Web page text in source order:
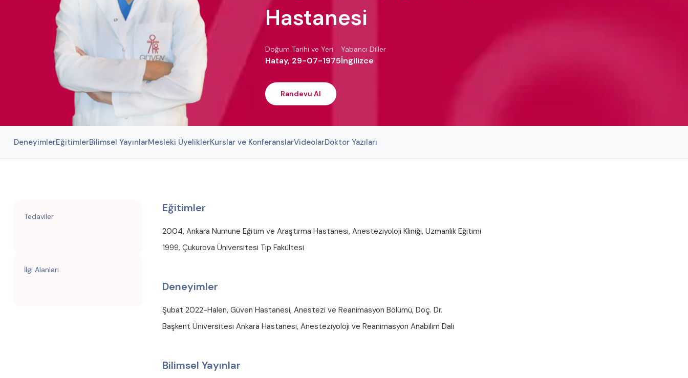
Hastanesi
Doğum Tarihi ve Yeri
Hatay, 29-07-1975
Yabancı Diller
İngilizce
Randevu Al
DeneyimlerEğitimlerBilimsel YayınlarMesleki ÜyeliklerKurslar ve KonferanslarVideolarDoktor Yazıları
Tedaviler
İlgi Alanları
Eğitimler
2004, Ankara Numune Eğitim ve Araştırma Hastanesi, Anesteziyoloji Kliniği, Uzmanlık Eğitimi
1999, Çukurova Üniversitesi Tıp Fakültesi
Deneyimler
Şubat 2022-Halen, Güven Hastanesi, Anestezi ve Reanimasyon Bölümü, Doç. Dr.
Başkent Üniversitesi Ankara Hastanesi, Anesteziyoloji ve Reanimasyon Anabilim Dalı
Bilimsel Yayınlar